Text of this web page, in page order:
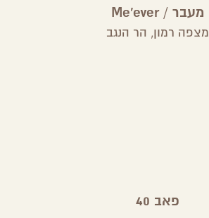
מעבר / Me'ever
מצפה רמון, הר הנגב
פאב 40